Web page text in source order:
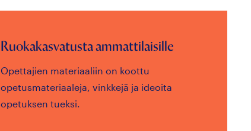
Ruokakasvatusta ammattilaisille
Opettajien materiaaliin on koottu
opetusmateriaaleja, vinkkejä ja ideoita
opetuksen tueksi.